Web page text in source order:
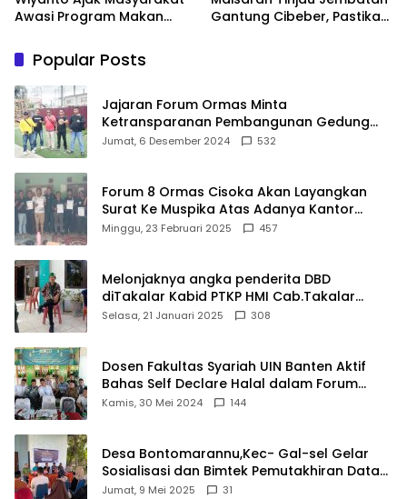
Awasi Program Makan
Sasaran
Gantung Cibeber, Pastikan
Popular Posts
Jajaran Forum Ormas Minta
Ketransparanan Pembangunan Gedung
Damkar Di Kecamatan Cisoka
Jumat, 6 Desember 2024 532
Forum 8 Ormas Cisoka Akan Layangkan
Surat Ke Muspika Atas Adanya Kantor
Matel di Cisoka
Minggu, 23 Februari 2025 457
Melonjaknya angka penderita DBD
diTakalar Kabid PTKP HMI Cab.Takalar
angkat bicara
Selasa, 21 Januari 2025 308
Dosen Fakultas Syariah UIN Banten Aktif
Bahas Self Declare Halal dalam Forum
Ijtima Ulama MUI
Kamis, 30 Mei 2024 144
Desa Bontomarannu,Kec- Gal-sel Gelar
Sosialisasi dan Bimtek Pemutakhiran Data
ID
Jumat, 9 Mei 2025 31